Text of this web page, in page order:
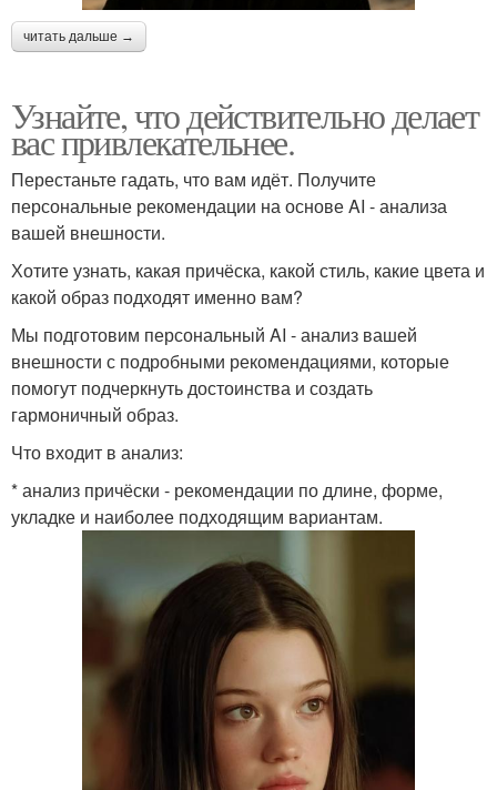
читать дальше →
Узнайте, что действительно делает
вас привлекательнее.
Перестаньте гадать, что вам идёт. Получите
персональные рекомендации на основе AI - анализа
вашей внешности.
Хотите узнать, какая причёска, какой стиль, какие цвета и
какой образ подходят именно вам?
Мы подготовим персональный AI - анализ вашей
внешности с подробными рекомендациями, которые
помогут подчеркнуть достоинства и создать
гармоничный образ.
Что входит в анализ:
* анализ причёски - рекомендации по длине, форме,
укладке и наиболее подходящим вариантам.